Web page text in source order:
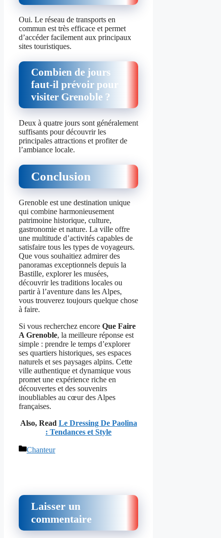
Oui. Le réseau de transports en
commun est très efficace et permet
d’accéder facilement aux principaux
sites touristiques.
Combien de jours
faut-il prévoir pour
visiter Grenoble ?
Deux à quatre jours sont généralement
suffisants pour découvrir les
principales attractions et profiter de
l’ambiance locale.
Conclusion
Grenoble est une destination unique
qui combine harmonieusement
patrimoine historique, culture,
gastronomie et nature. La ville offre
une multitude d’activités capables de
satisfaire tous les types de voyageurs.
Que vous souhaitiez admirer des
panoramas exceptionnels depuis la
Bastille, explorer les musées,
découvrir les traditions locales ou
partir à l’aventure dans les Alpes,
vous trouverez toujours quelque chose
à faire.
Si vous recherchez encore Que Faire
A Grenoble, la meilleure réponse est
simple : prendre le temps d’explorer
ses quartiers historiques, ses espaces
naturels et ses paysages alpins. Cette
ville authentique et dynamique vous
promet une expérience riche en
découvertes et des souvenirs
inoubliables au cœur des Alpes
françaises.
Also, Read Le Dressing De Paolina
: Tendances et Style
Catégories
Chanteur
Laisser un
commentaire